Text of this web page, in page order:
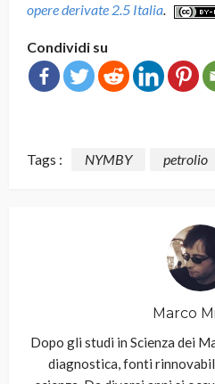
opere derivate 2.5 Italia.
Condividi su
Tags : NYMBY petrolio
Marco
Dopo gli studi in Scienza dei
diagnostica, fonti